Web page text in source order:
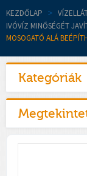
KEZDŐLAP >
IVÓVÍZ MINŐSÉGÉT
MOSOGATÓ ALÁ
Kategóriák